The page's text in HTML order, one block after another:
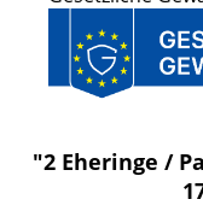
"2 Eheringe /